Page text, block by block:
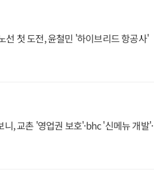
선 첫 도전, 윤철민 '하이브리드 항공사'
, 교촌 '영업권 보호'·bhc '신메뉴 개발'·